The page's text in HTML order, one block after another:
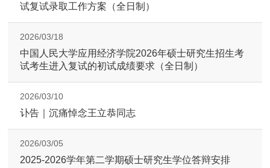
试复试录取工作方案（全日制）
2026/03/18
中国人民大学应用经济学院2026年硕士研究生招生考
试考生进入复试的初试成绩要求（全日制）
2026/03/10
讣告｜沉痛悼念王立恭同志
2026/03/05
2025-2026学年第二学期硕士研究生学位答辩安排